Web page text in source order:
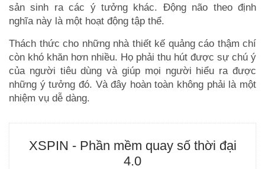
sản sinh ra các ý tưởng khác. Động não theo định
nghĩa này là một hoạt động tập thể.
Thách thức cho những nhà thiết kế quảng cáo thậm chí
còn khó khăn hơn nhiều. Họ phải thu hút được sự chú ý
của người tiêu dùng và giúp mọi người hiểu ra được
những ý tưởng đó. Và đây hoàn toàn không phải là một
nhiệm vụ dễ dàng.
XSPIN - Phần mềm quay số thời đại
4.0